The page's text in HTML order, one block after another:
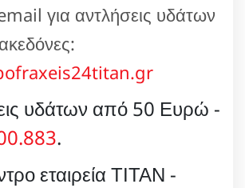
για αντλήσεις υδάτων
υδάτων από 50 Ευρώ -
.
εταιρεία ΤΙΤΑΝ -